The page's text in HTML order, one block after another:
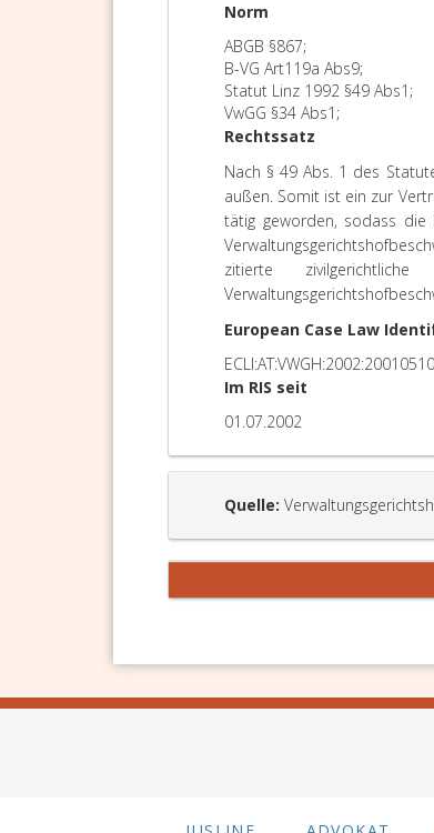
Norm
ABGB §867;
B-VG Art119a Abs9;
Statut Linz 1992 §49 Abs1;
VwGG §34 Abs1;
Rechtssatz
Nach § 49 Abs. 1 des
außen. Somit ist ein zur
tätig geworden, sodass die
zitierte
European Case Law
Im RIS seit
01.07.2002
Quelle: